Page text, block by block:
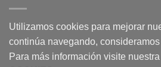
Utilizamos cookies para mejorar
continúa navegando,
Para más información visite nuestra